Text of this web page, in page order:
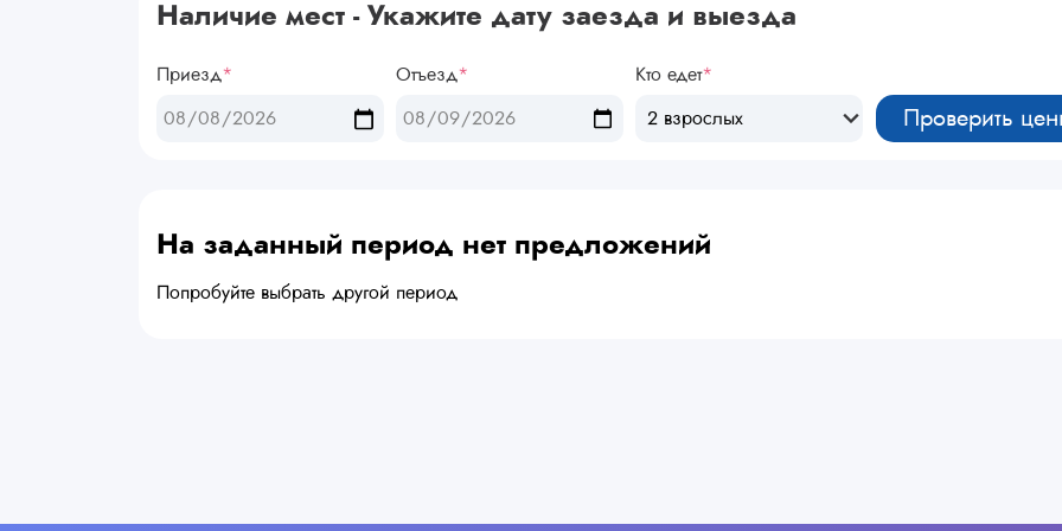
Наличие мест - Укажите дату заезда и выезда
Приезд* Отъезд* Кто едет*
2 взрослых Проверить
На заданный период нет предложений
Попробуйте выбрать другой период